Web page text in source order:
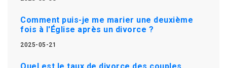
Comment puis-je me marier une deuxième
fois à l'Église après un divorce ?
2025-05-21